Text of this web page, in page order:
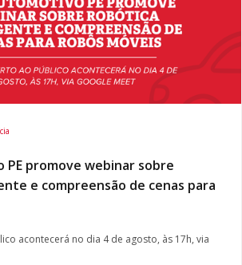
promove webinar sobre
e compreensão de cenas para
acontecerá no dia 4 de agosto, às 17h, via